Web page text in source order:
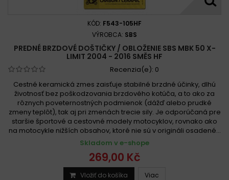
KÓD: F543-105HF
VÝROBCA: SBS
PREDNÉ BRZDOVÉ DOŠTIČKY / OBLOŽENIE SBS MBK 50 X-
LIMIT 2004 - 2016 SMĚS HF
Recenzia(e): 0
Cestné keramická zmes zaisťuje stabilné brzdné účinky, dlhú
životnosť bez poškodzovania brzdového kotúča, a to ako za
rôznych poveternostných podmienok (dážď alebo prudké
zmeny teplôt), tak aj pri zmenách trecie sily. Je odporúčaná pre
staršie športové a cestovné modely motocyklov, rovnako ako
na motocykle nižších obsahov, ktoré nie sú v origináli osadené...
Skladom v e-shope
269,00 Kč
Vložiť do košíka Viac